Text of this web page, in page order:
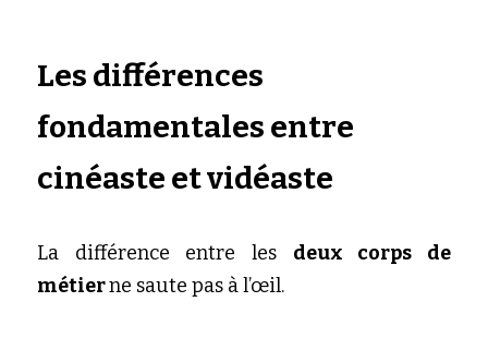
Les différences
fondamentales entre
cinéaste et vidéaste
La différence entre les deux corps de
métier ne saute pas à l’œil.